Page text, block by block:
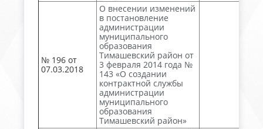
№ 196 от
07.03.2018
О внесении изменений
в постановление
администрации
муниципального
образования
Тимашевский район от
3 февраля 2014 года №
143 «О создании
контрактной службы
администрации
муниципального
образования
Тимашевский район»